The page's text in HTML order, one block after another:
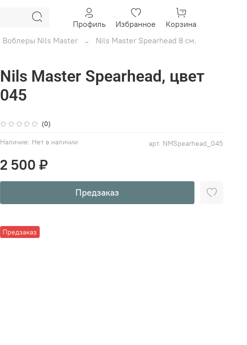
Профиль Избранное
Корзина
Воблеры Nils Master Nils Master Spearhead 8 см.
(0)
арт. NMSpearhead_045
Наличие: Нет в наличии
Предзаказ
Nils Master Spearhead, цвет
045
2 500 ₽
Предзаказ